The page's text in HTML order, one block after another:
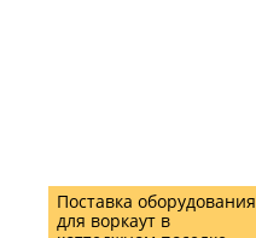
Поставка оборудования
для воркаут в